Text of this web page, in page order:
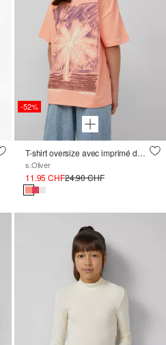
-52%
T-shirt oversize avec imprimé devant et dos
s.Oliver
11.95 CHF24.90 CHF